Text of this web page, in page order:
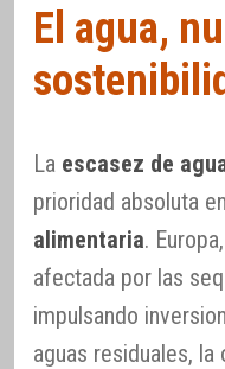
El agua,
La escasez de
prioridad absoluta
alimentaria.
afectada por las
impulsando
aguas residuales,